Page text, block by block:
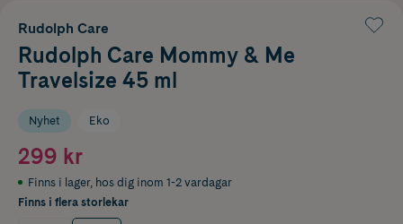
Rudolph Care
Rudolph Care Mommy & Me
Travelsize 45 ml
Nyhet Eko
299 kr
Finns i lager, hos dig inom 1-2 vardagar
Finns i flera storlekar